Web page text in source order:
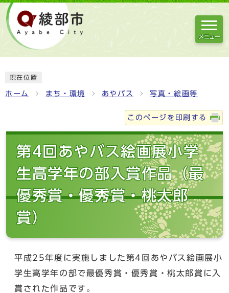
メニュー
現在位置
ホーム まち・環境 あやバス 写真・絵画等
このページを印刷する
第4回あやバス絵画展小学
生高学年の部入賞作品（最
優秀賞・優秀賞・桃太郎
賞）
平成25年度に実施しました第4回あやバス絵画展小
学生高学年の部で最優秀賞・優秀賞・桃太郎賞に入
賞された作品です。